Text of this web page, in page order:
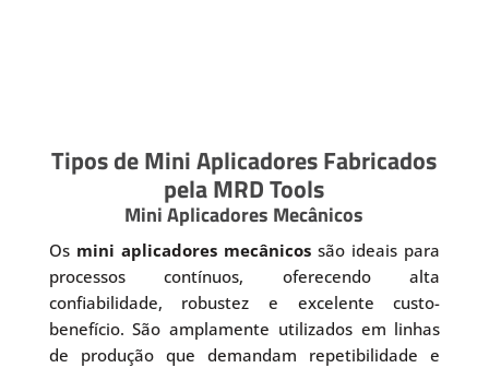
Tipos de Mini Aplicadores Fabricados
pela MRD Tools
Mini Aplicadores Mecânicos
Os mini aplicadores mecânicos são ideais para
processos contínuos, oferecendo alta
confiabilidade, robustez e excelente custo-
benefício. São amplamente utilizados em linhas
de produção que demandam repetibilidade e